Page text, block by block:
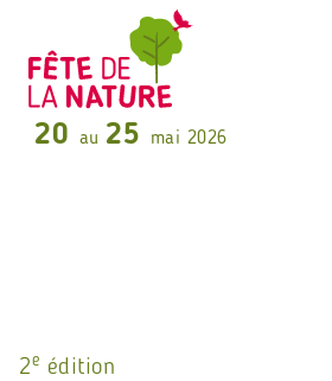
20 au 25 mai 2026
2e édition